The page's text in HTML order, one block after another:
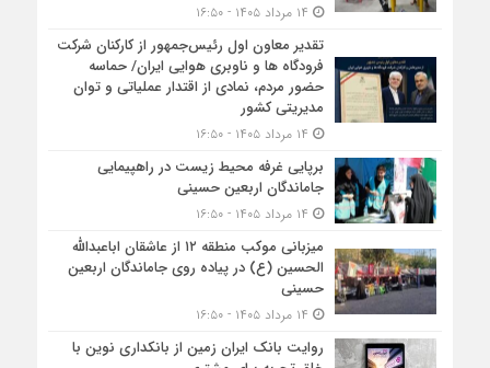
تقدیر معاون اول رئیس‌جمهور از کارکنان شرکت
فرودگاه ها و ناوبری هوایی ایران/ حماسه
حضور مردم، نمادی از اقتدار عملیاتی و توان
مدیریتی کشور
برپایی غرفه محیط زیست در راهپیمایی
جاماندگان اربعین حسینی
میزبانی موکب منطقه ۱۲ از عاشقان اباعبدالله
الحسین (ع) در پیاده روی جاماندگان اربعین
حسینی
روایت بانک ایران زمین از بانکداری نوین با